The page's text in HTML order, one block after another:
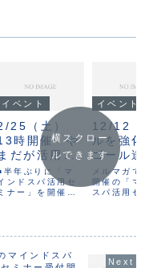
イベント
25（土）
時開催 や
だが活用セ
ナーの中で
番熱く語る
座です！？
半年ぶりに「マ
ンドスパ活用セ
ナー」を開催し
できます。マイ
ない方も受講で
ますが、実習で
イベント
12/12
ルを強化
ゴール達
るための
ーニング
習する
メルマガで
開催の「マ
スパ活用セ
受講の「メ
です。理論
を組み合わ
横スクロー
ルできます
マインドスパ